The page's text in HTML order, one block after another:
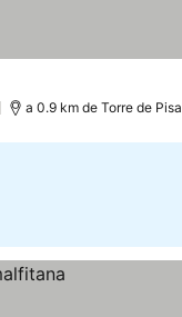
a 0.9 km de Torre de Pisa